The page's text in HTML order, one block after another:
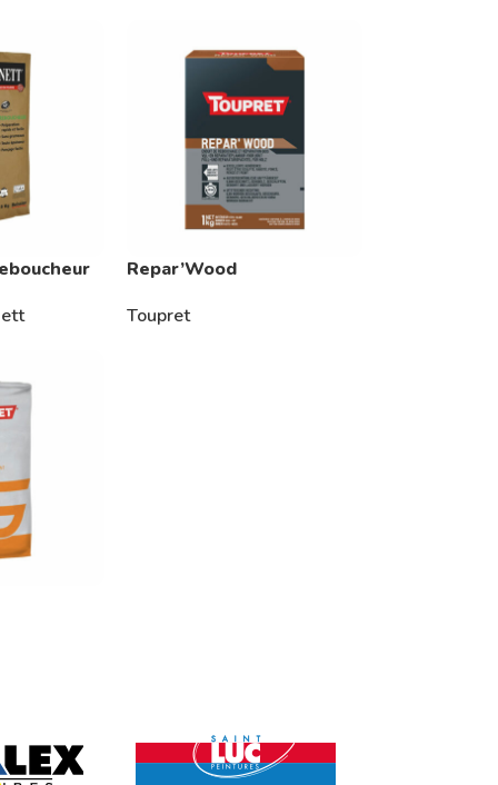
Repar’Wood
Toupret